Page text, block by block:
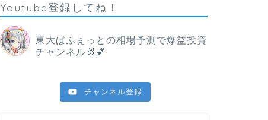
Youtube登録してね！
東大ぱふぇっとの相場予測で爆益投資
チャンネル🐰💕
チャンネル登録